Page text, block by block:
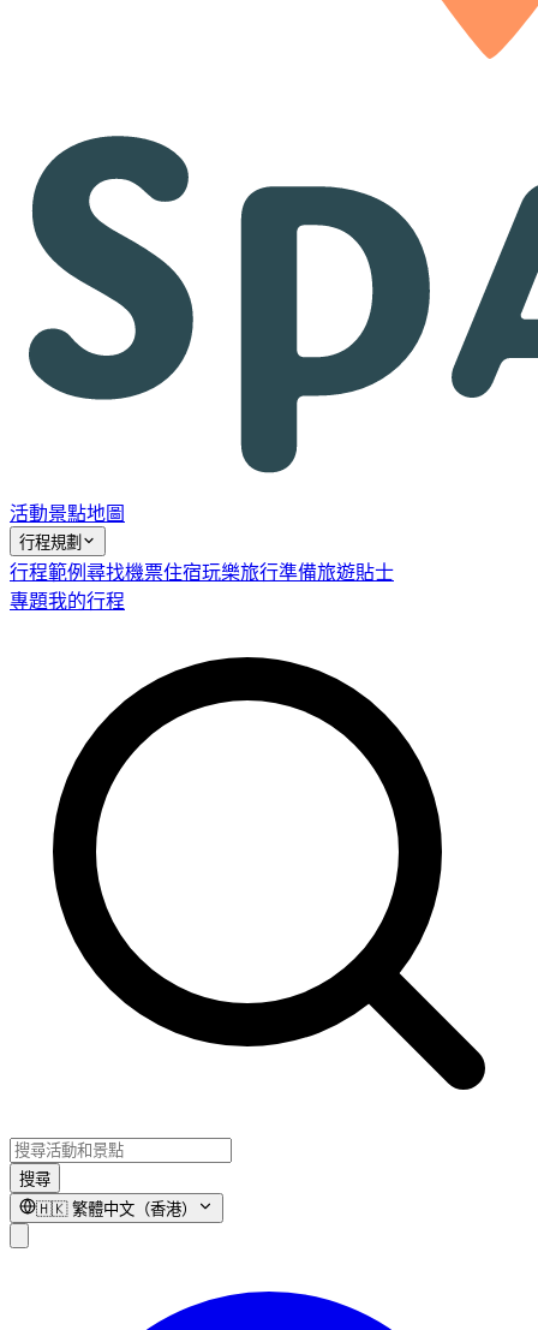
活動景點地圖
行程規劃
行程範例 尋找機票住宿玩樂旅行準備旅遊貼士
專題我的行程
搜尋
🇭🇰 繁體中文（香港）